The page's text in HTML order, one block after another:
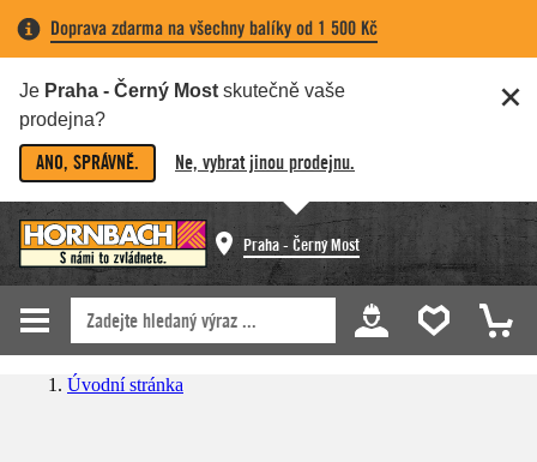
Doprava zdarma na všechny balíky od 1 500 Kč
Je Praha - Černý Most skutečně vaše
prodejna?
ANO, SPRÁVNĚ. Ne, vybrat jinou prodejnu.
Praha - Černý Most
Úvodní stránka